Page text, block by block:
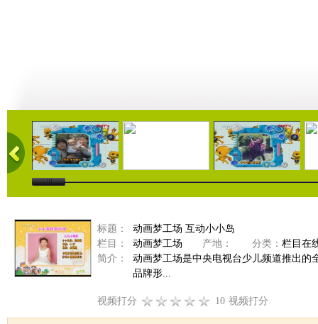
02:44 02:50 02:48
标题：
动画梦工场 互动小小岛
栏目：
动画梦工场 产地： 分类： 栏目在
简介：
动画梦工场是中央电视台少儿频道推出的
品牌形...
视频打分 10 视频打分